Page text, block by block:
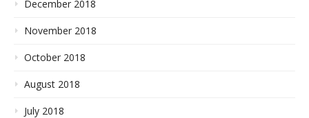
December 2018
November 2018
October 2018
August 2018
July 2018